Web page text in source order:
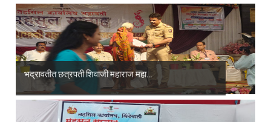
भद्रावतीत छत्रपती शिवाजी महाराज महा...